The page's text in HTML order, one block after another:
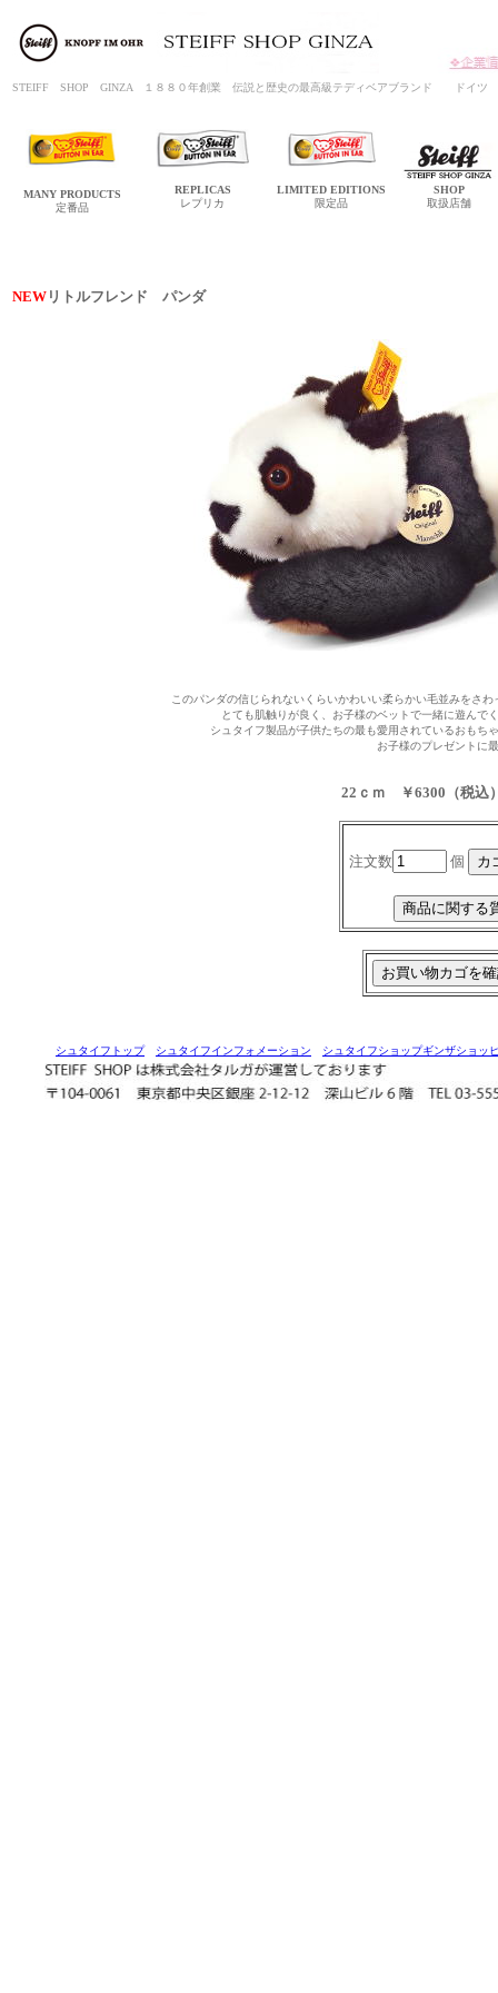
STEIFF SHOP GINZA １８８０年創業 伝説と歴史の最高級テディベアブランド ド
MANY PRODUCTS
定番品
REPLICAS
レプリカ
LIMITED EDITIONS
限定品
SHOP
取扱店舗
NEW リトルフレンド パンダ
このパンダの信じられないくらいかわいい柔らかい毛並みをさ
とても肌触りが良く、お子様のベットで一緒に遊んで
シュタイフ製品が子供たちの最も愛用されているおもち
お子様のプレゼントに
22ｃｍ ￥6300（税
注文数 個
シュタイフトップ シュタイフインフォメーション シュタイフショップギンザショッ